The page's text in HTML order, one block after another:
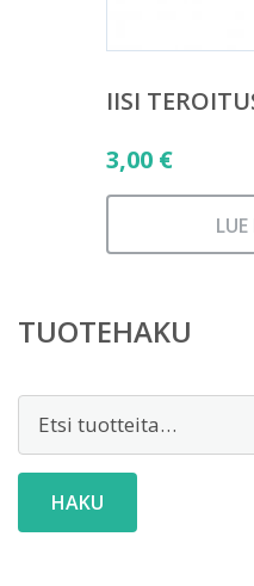
IISI
3,00 €
TUOTEHAKU
Etsi:
HAKU